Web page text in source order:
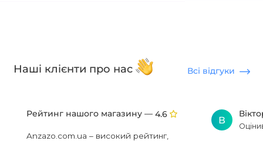
Наші клієнти про нас Всі відгуки
Рейтинг нашого магазину — 4.6
Anzazo.com.ua – високий рейтинг,
В